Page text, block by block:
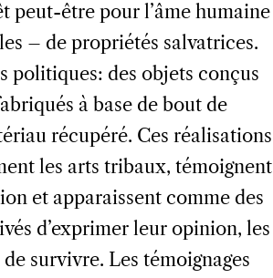
peut-être pour l’âme humaine
– de propriétés salvatrices.
politiques: des objets conçus
à base de bout de
récupéré. Ces réalisations
les arts tribaux, témoignent
et apparaissent comme des
d’exprimer leur opinion, les
survivre. Les témoignages